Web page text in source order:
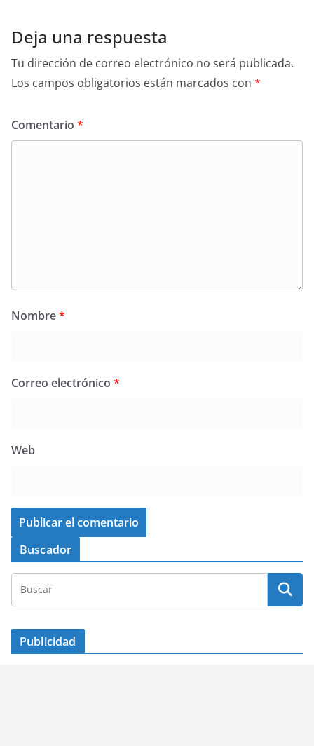
Deja una respuesta
Tu dirección de correo electrónico no será publicada.
Los campos obligatorios están marcados con *
Comentario *
Nombre*
Correo electrónico *
Web
Buscador
Publicidad